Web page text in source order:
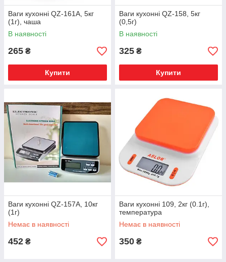
Ваги кухонні QZ-161A, 5кг
(1г), чаша
В наявності
265 ₴
Купити
Ваги кухонні QZ-158, 5кг
(0,5г)
В наявності
325 ₴
Купити
Ваги кухонні QZ-157A, 10кг
(1г)
Немає в наявності
452 ₴
Ваги кухонні 109, 2кг (0.1г),
температура
Немає в наявності
350 ₴